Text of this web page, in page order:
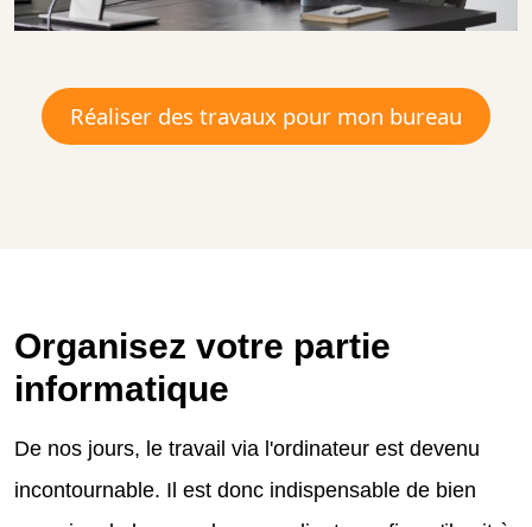
Réaliser des travaux pour mon bureau
Organisez votre partie
informatique
De nos jours, le travail via l'ordinateur est devenu
incontournable. Il est donc indispensable de bien